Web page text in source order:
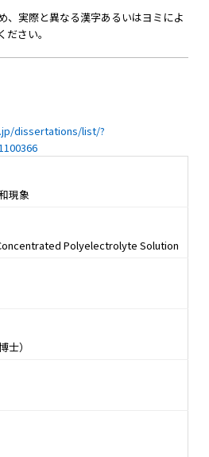
、実際と異なる漢字あるいはヨミによ
さい。
dissertations/list/?
現象
Polyelectrolyte Solution
士）